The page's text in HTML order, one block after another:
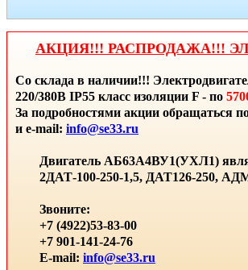
АКЦИЯ!!! РАСПРОДАЖА!!!
Со склада в наличии!!!
220/380В IP55 класс изоляции F - по
За подробностями акции обращаться
и e-mail: info@se33.ru
Двигатель АБ63А4ВУ1(УХЛ1)
2ДАТ-100-250-1,5, ДАТ126-250,
Звоните:
+7 (4922)53-83-00
+7 901-141-24-76
E-mail: info@se33.ru